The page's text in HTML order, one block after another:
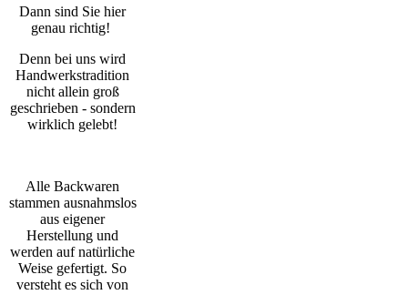
Dann sind Sie hier
genau richtig!
Denn bei uns wird
Handwerkstradition
nicht allein groß
geschrieben - sondern
wirklich gelebt!
Alle Backwaren
stammen ausnahmslos
aus eigener
Herstellung und
werden auf natürliche
Weise gefertigt. So
versteht es sich von